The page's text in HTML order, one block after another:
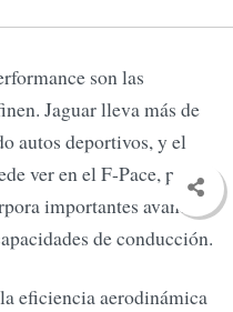
son las
Jaguar lleva más de
autos deportivos, y el
ver en el F-Pace, pero
importantes avances
de conducción.
eficiencia aerodinámica